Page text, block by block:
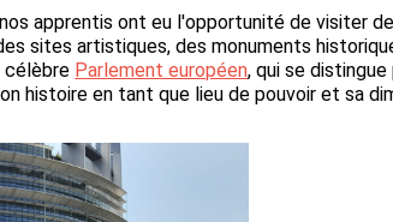
apprentis ont eu l'opportunité de visiter
sites artistiques, des monuments
célèbre Parlement européen, qui se distingue
histoire en tant que lieu de pouvoir et sa